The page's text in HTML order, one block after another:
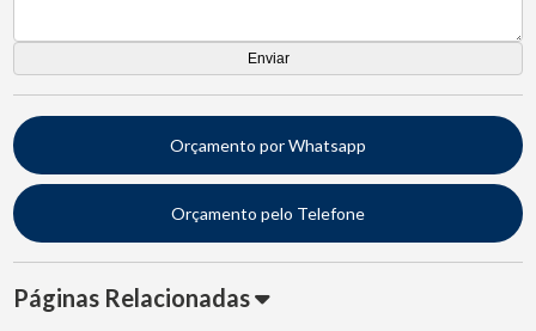
Orçamento por Whatsapp
Orçamento pelo Telefone
Páginas Relacionadas